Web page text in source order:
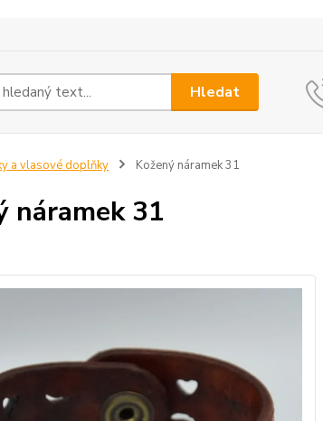
Hledat
a vlasové doplňky Kožený náramek 31
náramek 31